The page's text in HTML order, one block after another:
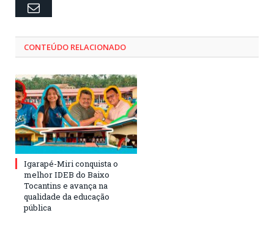
Email
CONTEÚDO RELACIONADO
Igarapé-Miri conquista o
melhor IDEB do Baixo
Tocantins e avança na
qualidade da educação
pública